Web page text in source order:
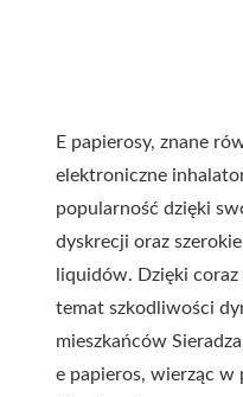
E papierosy, znane
elektroniczne
popularność dzięki
dyskrecji oraz
liquidów. Dzięki
temat szkodliwości
mieszkańców
e papieros, wierząc w